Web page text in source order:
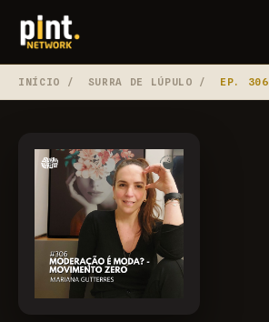
INÍCIO / SURRA DE LÚPULO / EP. 306